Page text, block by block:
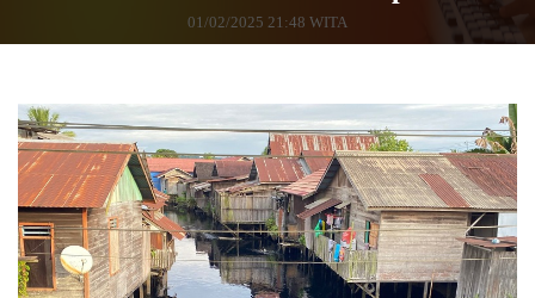
01/02/2025 21:48 WITA